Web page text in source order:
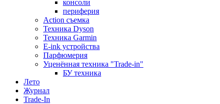
консоли
периферия
Action съемка
Техника Dyson
Техника Garmin
E-ink устройства
Парфюмерия
Уценённая техника "Trade-in"
БУ техника
Лето
Журнал
Trade-In